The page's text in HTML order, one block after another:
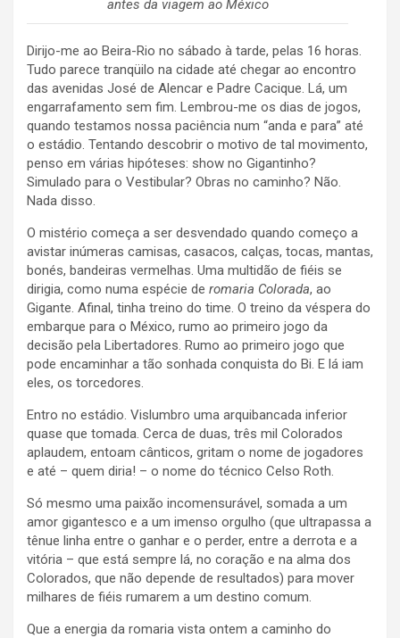
antes da viagem ao México
Dirijo-me ao Beira-Rio no sábado à tarde, pelas 16 horas.
Tudo parece tranqüilo na cidade até chegar ao encontro
das avenidas José de Alencar e Padre Cacique. Lá, um
engarrafamento sem fim. Lembrou-me os dias de jogos,
quando testamos nossa paciência num “anda e para” até
o estádio. Tentando descobrir o motivo de tal movimento,
penso em várias hipóteses: show no Gigantinho?
Simulado para o Vestibular? Obras no caminho? Não.
Nada disso.
O mistério começa a ser desvendado quando começo a
avistar inúmeras camisas, casacos, calças, tocas, mantas,
bonés, bandeiras vermelhas. Uma multidão de fiéis se
dirigia, como numa espécie de romaria Colorada, ao
Gigante. Afinal, tinha treino do time. O treino da véspera do
embarque para o México, rumo ao primeiro jogo da
decisão pela Libertadores. Rumo ao primeiro jogo que
pode encaminhar a tão sonhada conquista do Bi. E lá iam
eles, os torcedores.
Entro no estádio. Vislumbro uma arquibancada inferior
quase que tomada. Cerca de duas, três mil Colorados
aplaudem, entoam cânticos, gritam o nome de jogadores
e até – quem diria! – o nome do técnico Celso Roth.
Só mesmo uma paixão incomensurável, somada a um
amor gigantesco e a um imenso orgulho (que ultrapassa a
tênue linha entre o ganhar e o perder, entre a derrota e a
vitória – que está sempre lá, no coração e na alma dos
Colorados, que não depende de resultados) para mover
milhares de fiéis rumarem a um destino comum.
Que a energia da romaria vista ontem a caminho do